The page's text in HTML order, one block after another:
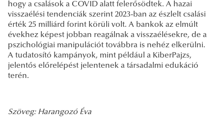
hogy a csalások a COVID alatt felerősödtek. A hazai
visszaélési tendenciák szerint 2023-ban az észlelt csalási
érték 25 milliárd forint körüli volt. A bankok az elmúlt
évekhez képest jobban reagálnak a visszaélésekre, de a
pszichológiai manipulációt továbbra is nehéz elkerülni.
A tudatosító kampányok, mint például a KiberPajzs,
jelentős előrelépést jelentenek a társadalmi edukáció
terén.
Szöveg: Harangozó Éva